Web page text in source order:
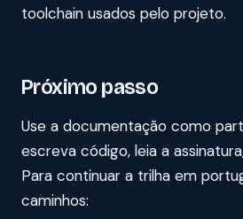
toolchain usados pelo projeto.
Próximo passo
Use a documentação como
escreva código, leia a
Para continuar a trilha em
caminhos: